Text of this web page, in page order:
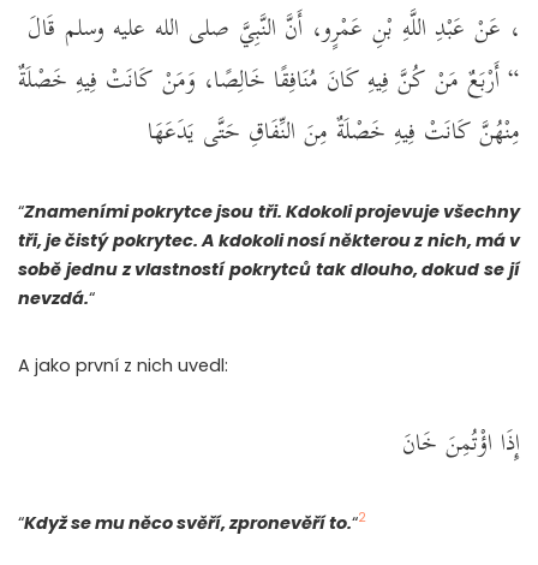
، عَنْ عَبْدِ اللَّهِ بْنِ عَمْرٍو، أَنَّ النَّبِيَّ صلى الله عليه وسلم قَالَ ‏
“‏ أَرْبَعٌ مَنْ كُنَّ فِيهِ كَانَ مُنَافِقًا خَالِصًا، وَمَنْ كَانَتْ فِيهِ خَصْلَةٌ
مِنْهُنَّ كَانَتْ فِيهِ خَصْلَةٌ مِنَ النِّفَاقِ حَتَّى يَدَعَهَا
“Znameními pokrytce jsou tři. Kdokoli projevuje všechny
tři, je čistý pokrytec. A kdokoli nosí některou z nich, má v
sobě jednu z vlastností pokrytců tak dlouho, dokud se jí
nevzdá.“
A jako první z nich uvedl:
إِذَا اؤْتُمِنَ خَانَ
“Když se mu něco svěří, zpronevěří to.“2